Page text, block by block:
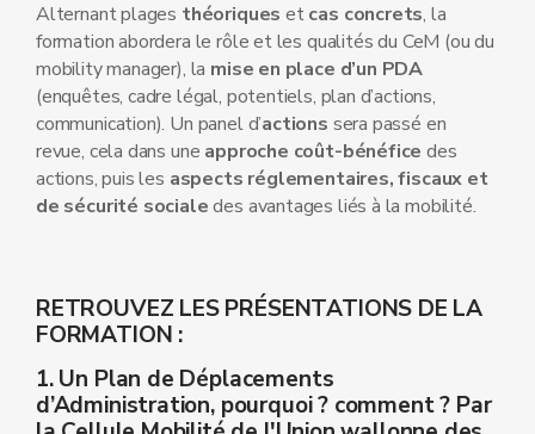
Alternant plages théoriques etcas concrets, la
formation abordera le rôle et les qualités du CeM (ou du
mobility manager), la mise en place d’un PDA
(enquêtes, cadre légal, potentiels, plan d’actions,
communication). Un panel d’actions sera passé en
revue, cela dans une approche coût-bénéfice des
actions, puis les aspects réglementaires, fiscaux et
de sécurité socialedes avantages liés à la mobilité.
RETROUVEZ LES PRÉSENTATIONS DE LA
FORMATION :
1. Un Plan de Déplacements
d’Administration, pourquoi ? comment ? Par